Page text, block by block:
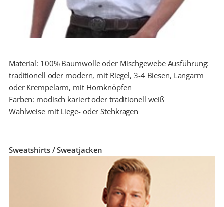
Material: 100% Baumwolle oder Mischgewebe Ausführung:
traditionell oder modern, mit Riegel, 3-4 Biesen, Langarm
oder Krempelarm, mit Hornknöpfen
Farben: modisch kariert oder traditionell weiß
Wahlweise mit Liege- oder Stehkragen
Sweatshirts / Sweatjacken